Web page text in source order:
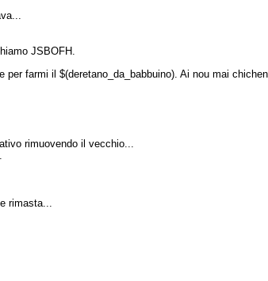
JSBOFH.
farmi il $(deretano_da_babbuino). Ai nou mai
rimuovendo il vecchio...
rimasta...